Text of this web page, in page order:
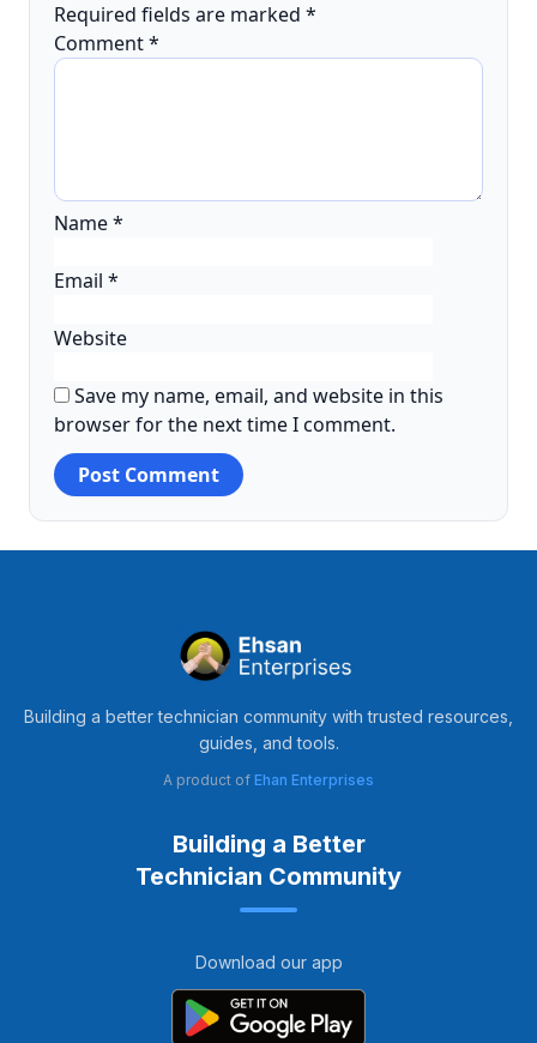
Required fields are marked *
Comment*
Name*
Email *
Website
Save my name, email, and website in this
browser for the next time I comment.
Building a better technician community with trusted resources,
guides, and tools.
A product of Ehan Enterprises
Building a Better
Technician Community
Download our app